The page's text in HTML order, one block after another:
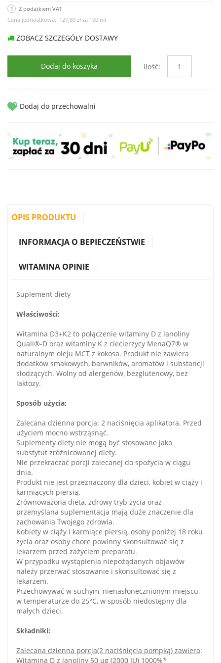
Z podatkiem VAT
Cena jednostkowa: 127,80 zł za 100 ml
ZOBACZ SZCZEGÓŁY DOSTAWY
Dodaj do koszyka Ilość:
Dodaj do przechowalni
OPIS PRODUKTU
INFORMACJA O BEPIECZEŃSTWIE
WITAMINA OPINIE
Suplement diety
Właściwości:
Witamina D3+K2 to połączenie witaminy D z lanoliny
Quali®-D oraz witaminy K z ciecierzycy MenaQ7® w
naturalnym oleju MCT z kokosa. Produkt nie zawiera
dodatków smakowych, barwników, aromatów i substancji
słodzących. Wolny od alergenów, bezglutenowy, bez
laktozy.
Sposób użycia:
Zalecana dzienna porcja: 2 naciśnięcia aplikatora. Przed
użyciem mocno wstrząsnąć.
Suplementy diety nie mogą być stosowane jako
substytut zróżnicowanej diety.
Nie przekraczać porcji zalecanej do spożycia w ciągu
dnia.
Produkt nie jest przeznaczony dla dzieci, kobiet w ciąży i
karmiących piersią.
Zrównoważona dieta, zdrowy tryb życia oraz
przemyślana suplementacja mają duże znaczenie dla
zachowania Twojego zdrowia.
Kobiety w ciąży i karmiące piersią, osoby poniżej 18 roku
życia oraz osoby chore powinny skonsultować się z
lekarzem przed zażyciem preparatu.
W przypadku wystąpienia niepożądanych objawów
należy przerwać stosowanie i skonsultować się z
lekarzem.
Przechowywać w suchym, nienasłonecznionym miejscu,
w temperaturze do 25°C, w sposób niedostępny dla
małych dzieci.
Składniki:
Zalecana dzienna porcja(2 naciśnięcia pompką) zawiera:
Witamina D z lanoliny 50 µg (2000 IU) 1000%*